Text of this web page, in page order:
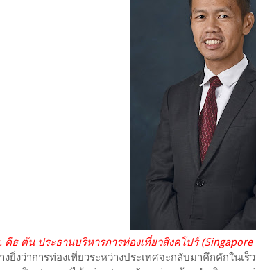
คีธ ตัน ประธานบริหารการท่องเที่ยวสิงคโปร์ (Singapore
งยิ่งว่าการท่องเที่ยวระหว่างประเทศจะกลับมาคึกคักในเ